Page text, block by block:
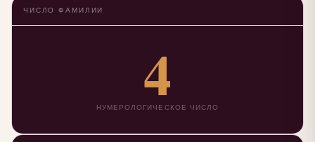
ЧИСЛО ФАМИЛИИ
4
НУМЕРОЛОГИЧЕСКОЕ ЧИСЛО